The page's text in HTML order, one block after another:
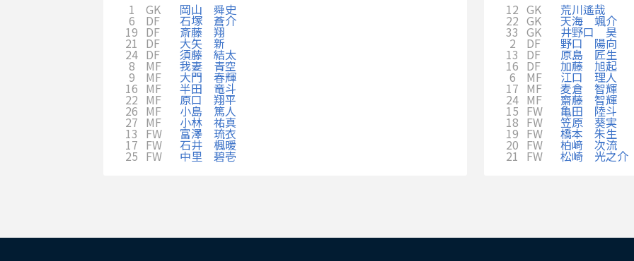
1 GK 岡山 舜史
6 DF 石塚 蒼介
19 DF 斎藤 翔
21 DF 大矢 新
24 DF 須藤 結太
8 MF 我妻 青空
9 MF 大門 春輝
16 MF 半田 竜斗
22 MF 原口 翔平
26 MF 小島 篤人
27 MF 小林 祐真
13 FW 富澤 琉衣
17 FW 石井 楓暖
25 FW 中里 碧壱
12 GK 荒川遙哉
22 GK 天海 颯介
33 GK 井野口 昊
2 DF 野口 陽向
13 DF 原島 匠生
16 DF 加藤 旭起
6 MF 江口 理人
17 MF 麦倉 智輝
24 MF 齋藤 智輝
15 FW 亀田 陸斗
18 FW 笠原 葵実
19 FW 橋本 朱生
20 FW 柏﨑 次流
21 FW 松崎 光之介